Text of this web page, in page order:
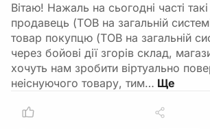
Вітаю! Нажаль на сьогодні часті
продавець (ТОВ на загальній
товар покупцю (ТОВ на загальній
через бойові дії згорів склад,
хочуть нам зробити віртуально
неіснуючого товару, тим…